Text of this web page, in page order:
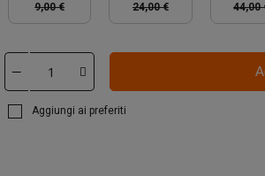
9,00 € 24,00 € 44,00
Aggiungi ai preferiti